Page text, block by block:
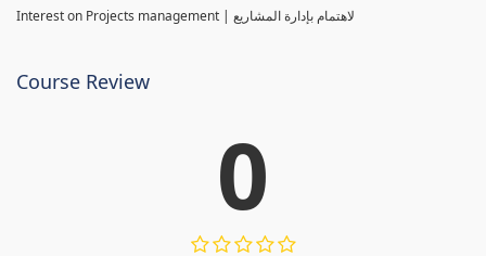
Interest on Projects management | لاهتمام بإدارة المشاريع
Course Review
0